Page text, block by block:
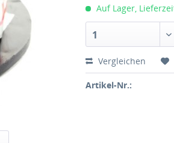
Auf Lager,
1
Vergleichen
Artikel-Nr.: